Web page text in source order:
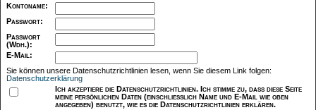
Kontoname:
Passwort:
Passwort
(Wdh.):
E-Mail :
Sie können unsere Datenschutzrichtlinien lesen, wenn Sie diesem Link folgen:
Datenschutzerklärung
Ich akzeptiere die Datenschutzrichtlinien. Ich stimme zu, dass diese Seite
meine persönlichen Daten (einschließlich Name und E-Mail wie oben
angegeben) benutzt, wie es die Datenschutzrichtlinien erklären.